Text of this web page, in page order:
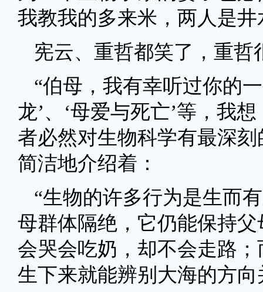
我教我的多来米，两人是
宪云、重哲都笑了，重哲
“伯母，我有幸听过你的
龙’、‘母爱与死亡’等，我
者必然对生物科学有最深
简洁地介绍着：
“生物的许多行为是生而
母群体隔绝，它仍能保持
会哭会吃奶，却不会走路
生下来就能辨别大海的方向